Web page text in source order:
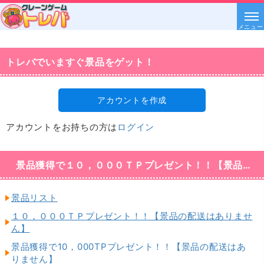
メニュー
トレバでいますぐ景品をゲット！
アカウントを作成
アカウントをお持ちの方は ログイン
景品獲得で１０，０００ＴＰプレゼント！！【景品の配送はありません】
景品リスト
１０，０００ＴＰプレゼント！！【景品の配送はありませ
ん】
景品獲得で10，000TPプレゼント！！【景品の配送はあ
りません】